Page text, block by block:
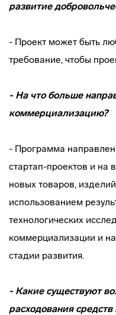
развитие
- Проект может быть
требование, чтобы
- На что больше
коммерциализацию?
- Программа
стартап-проектов и на
новых товаров,
использованием
технологических
коммерциализации и
стадии развития.
- Какие существуют
расходования средств